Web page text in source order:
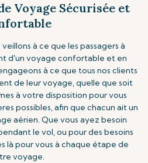
Voyage Sécurisée et
à ce que les passagers à
d'un voyage confortable et en
à ce que tous nos clients
de leur voyage, quelle que soit
à votre disposition pour vous
possibles, afin que chacun ait un
aérien. Que vous ayez besoin
le vol, ou pour des besoins
là pour vous à chaque étape de
voyage.